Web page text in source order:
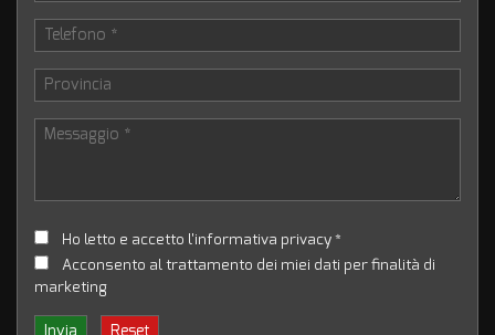
Ho letto e accetto l'informativa privacy*
Acconsento al trattamento dei miei dati per finalità di
marketing